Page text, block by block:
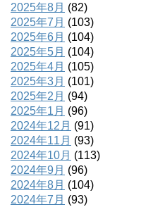
2025年8月 (82)
2025年7月 (103)
2025年6月 (104)
2025年5月 (104)
2025年4月 (105)
2025年3月 (101)
2025年2月 (94)
2025年1月 (96)
2024年12月 (91)
2024年11月 (93)
2024年10月 (113)
2024年9月 (96)
2024年8月 (104)
2024年7月 (93)